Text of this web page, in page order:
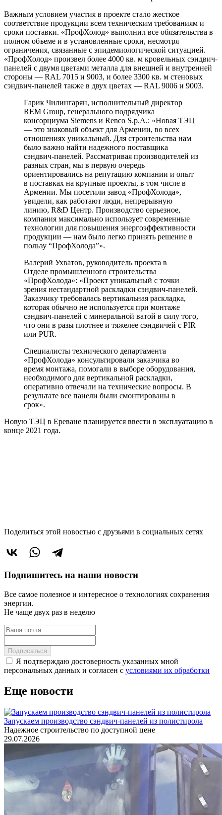
Важным условием участия в проекте стало жесткое
соответствие продукции всем техническим требованиям и
сроки поставки. «ПрофХолод» выполнил все обязательства в
полном объеме и в установленные сроки, несмотря
ограничения, связанные с эпидемиологической ситуацией.
«ПрофХолод» произвел более 4000 кв. м кровельных сэндвич-
панелей с двумя цветами металла для внешней и внутренней
стороны — RAL 7015 и 9003, и более 3300 кв. м стеновых
сэндвич-панелей также в двух цветах — RAL 9006 и 9003.
Гарик Чилингарян, исполнительный директор
REM Group, генерального подрядчика
консорциума Siemens и Renco S.p.A.: «Новая ТЭЦ
— это знаковый объект для Армении, во всех
отношениях уникальный. Для строительства нам
было важно найти надежного поставщика
сэндвич-панелей. Рассматривая производителей из
разных стран, мы в первую очередь
ориентировались на репутацию компании и опыт
в поставках на крупные проекты, в том числе в
Армении. Мы посетили завод «ПрофХолода»,
увидели, как работают люди, непрерывную
линию, R&D Центр. Производство серьезное,
компания максимально использует современные
технологии для повышения энергоэффективности
продукции — нам было легко принять решение в
пользу “ПрофХолода”».
Валерий Ухватов, руководитель проекта в
Отделе промышленного строительства
«ПрофХолода»: «Проект уникальный с точки
зрения нестандартной раскладки сэндвич-панелей.
Заказчику требовалась вертикальная раскладка,
которая обычно не используется при монтаже
сэндвич-панелей с минеральной ватой в силу того,
что они в разы плотнее и тяжелее сэндвичей с PIR
или PUR.
Специалисты технического департамента
«ПрофХолода» консультировали заказчика во
время монтажа, помогали в выборе оборудования,
необходимого для вертикальной раскладки,
оперативно отвечали на технические вопросы. В
результате все панели были смонтированы в
срок».
Новую ТЭЦ в Ереване планируется ввести в эксплуатацию в
конце 2021 года.
Поделиться этой новостью с друзьями в социальных сетях
Подпишитесь на наши новости
Все самое полезное и интересное о технологиях сохранения
энергии.
Не чаще двух раз в неделю
Подписаться
Я подтверждаю достоверность указанных мной
персональных данных и согласен с условиями их обработки
Еще новости
Запускаем производство сэндвич-панелей из полистирола
Надежное строительство по доступной цене
29.07.2026